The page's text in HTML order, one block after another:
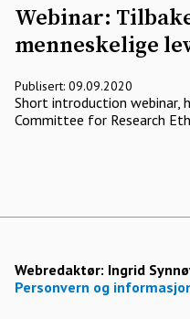
Webinar:
menneskelige
Publisert: 09.09.2020
Short introduction webinar,
Committee for Research
Webredaktør: Ingrid
Personvern og